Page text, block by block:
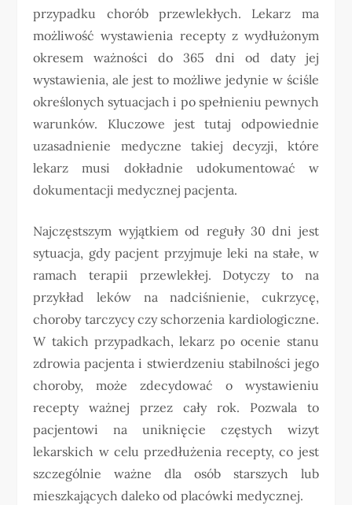
przypadku chorób przewlekłych. Lekarz ma
możliwość wystawienia recepty z wydłużonym
okresem ważności do 365 dni od daty jej
wystawienia, ale jest to możliwe jedynie w ściśle
określonych sytuacjach i po spełnieniu pewnych
warunków. Kluczowe jest tutaj odpowiednie
uzasadnienie medyczne takiej decyzji, które
lekarz musi dokładnie udokumentować w
dokumentacji medycznej pacjenta.
Najczęstszym wyjątkiem od reguły 30 dni jest
sytuacja, gdy pacjent przyjmuje leki na stałe, w
ramach terapii przewlekłej. Dotyczy to na
przykład leków na nadciśnienie, cukrzycę,
choroby tarczycy czy schorzenia kardiologiczne.
W takich przypadkach, lekarz po ocenie stanu
zdrowia pacjenta i stwierdzeniu stabilności jego
choroby, może zdecydować o wystawieniu
recepty ważnej przez cały rok. Pozwala to
pacjentowi na uniknięcie częstych wizyt
lekarskich w celu przedłużenia recepty, co jest
szczególnie ważne dla osób starszych lub
mieszkających daleko od placówki medycznej.